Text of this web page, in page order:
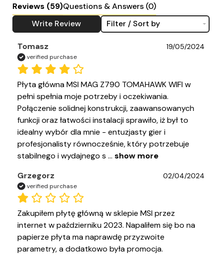
Reviews (59)Questions & Answers (0)
Write Review
Filter / Sort by
Tomasz 19/05/2024
verified purchase
Płyta główna MSI MAG Z790 TOMAHAWK WIFI w
pełni spełnia moje potrzeby i oczekiwania.
Połączenie solidnej konstrukcji, zaawansowanych
funkcji oraz łatwości instalacji sprawiło, iż był to
idealny wybór dla mnie - entuzjasty gier i
profesjonalisty równocześnie, który potrzebuje
stabilnego i wydajnego s ... show more
Grzegorz
02/04/2024
verified purchase
Zakupiłem płytę główną w sklepie MSI przez
internet w październiku 2023. Napaliłem się bo na
papierze płyta ma naprawdę przyzwoite
parametry, a dodatkowo była promocja.